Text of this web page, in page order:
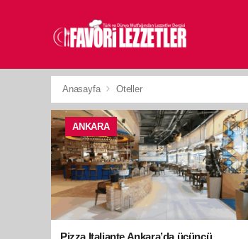
Anasayfa Oteller
ANKARA
Pizza Italiante Ankara’da üçüncü